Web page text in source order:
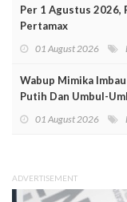
Per 1 Agustus 2026,
Pertamax
01 August 2026
Wabup Mimika
Putih Dan Umbul-
01 August 2026
ADVERTISEMENT